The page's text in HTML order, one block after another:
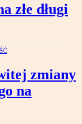
złe długi
zmiany
na